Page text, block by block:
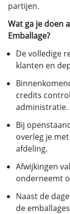
partijen.
Wat ga je doen
Emballage?
De volledige
klanten en
credits
administratie.
Bij
overleg je
afdeling.
Afwijkingen
onderneemt
Naast de
de